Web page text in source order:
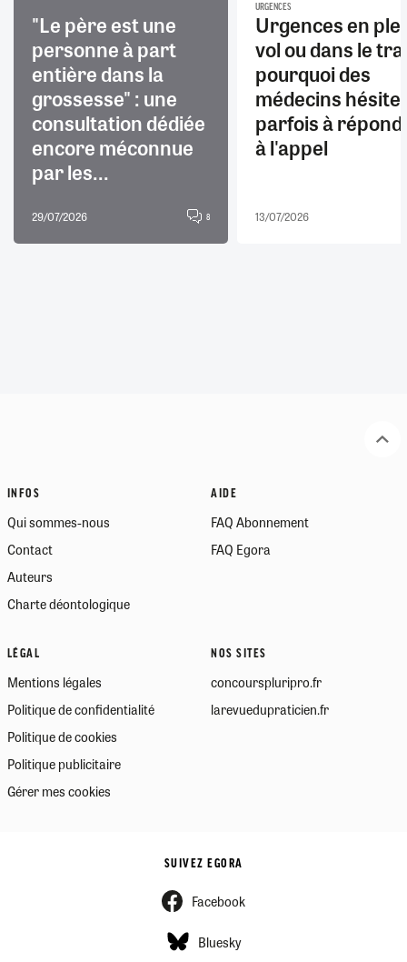
"Le père est une
personne à part
entière dans la
grossesse" : une
consultation dédiée
encore méconnue
par les...
29/07/2026 8
URGENCES
Urgences en
vol ou dans le
pourquoi des
médecins
parfois à
à l'appel
13/07/2026
INFOS
Qui sommes-nous
Contact
Auteurs
Charte déontologique
AIDE
FAQ Abonnement
FAQ Egora
LÉGAL
Mentions légales
Politique de confidentialité
Politique de cookies
Politique publicitaire
Gérer mes cookies
NOS SITES
concourspluripro.fr
larevuedupraticien.fr
SUIVEZ EGORA
Facebook
Bluesky